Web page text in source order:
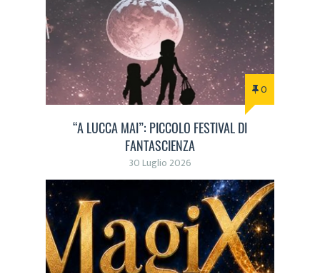
0
“A LUCCA MAI”: PICCOLO FESTIVAL DI
FANTASCIENZA
30 Luglio 2026